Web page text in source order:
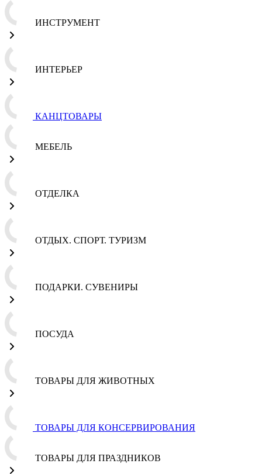
ИНСТРУМЕНТ
ИНТЕРЬЕР
КАНЦТОВАРЫ
МЕБЕЛЬ
ОТДЕЛКА
ОТДЫХ. СПОРТ. ТУРИЗМ
ПОДАРКИ. СУВЕНИРЫ
ПОСУДА
ТОВАРЫ ДЛЯ ЖИВОТНЫХ
ТОВАРЫ ДЛЯ КОНСЕРВИРОВАНИЯ
ТОВАРЫ ДЛЯ ПРАЗДНИКОВ